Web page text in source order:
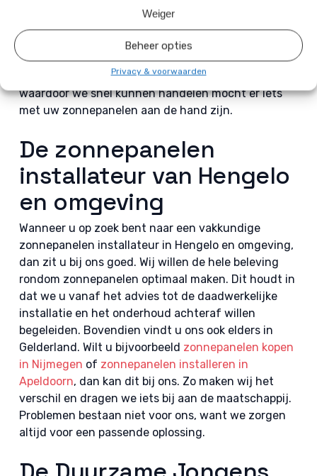
Weiger
Beheer opties
Privacy & voorwaarden
afkomstig. Uw zonnepanelen worden geïnstalleerd
een complete service verzorgen. Wij zijn
aangesloten bij Stichting Garantiefonds, wat
inhoudt dat we 24/7 storingen kunnen volgen
waardoor we snel kunnen handelen mocht er iets
met uw zonnepanelen aan de hand zijn.
De zonnepanelen
installateur van Hengelo
en omgeving
Wanneer u op zoek bent naar een vakkundige
zonnepanelen installateur in Hengelo en omgeving,
dan zit u bij ons goed. Wij willen de hele beleving
rondom zonnepanelen optimaal maken. Dit houdt in
dat we u vanaf het advies tot de daadwerkelijke
installatie en het onderhoud achteraf willen
begeleiden. Bovendien vindt u ons ook elders in
Gelderland. Wilt u bijvoorbeeld zonnepanelen kopen
in Nijmegen of zonnepanelen installeren in
Apeldoorn, dan kan dit bij ons. Zo maken wij het
verschil en dragen we iets bij aan de maatschappij.
Problemen bestaan niet voor ons, want we zorgen
altijd voor een passende oplossing.